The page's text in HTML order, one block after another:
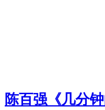
陈百强《几分